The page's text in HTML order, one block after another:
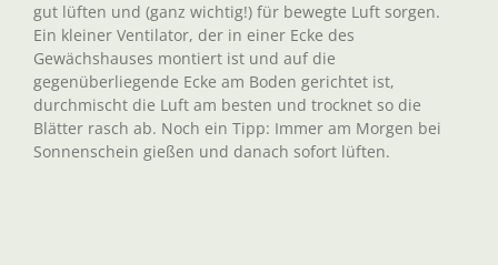
gut lüften und (ganz wichtig!) für bewegte Luft sorgen.
Ein kleiner Ventilator, der in einer Ecke des
Gewächshauses montiert ist und auf die
gegenüberliegende Ecke am Boden gerichtet ist,
durchmischt die Luft am besten und trocknet so die
Blätter rasch ab. Noch ein Tipp: Immer am Morgen bei
Sonnenschein gießen und danach sofort lüften.